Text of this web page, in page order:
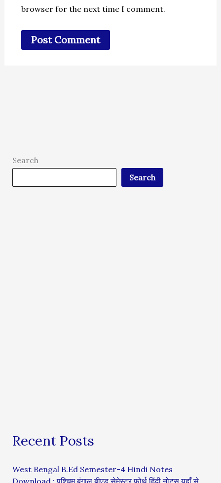
browser for the next time I comment.
Search
Search
Recent Posts
West Bengal B.Ed Semester-4 Hindi Notes